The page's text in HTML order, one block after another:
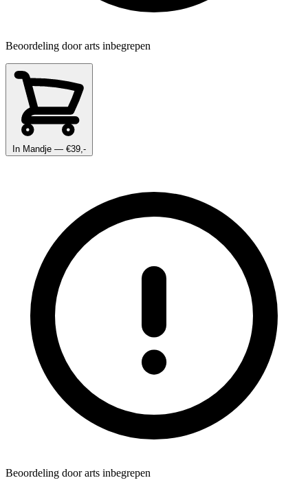
Beoordeling door arts inbegrepen
In Mandje — €39,-
Beoordeling door arts inbegrepen